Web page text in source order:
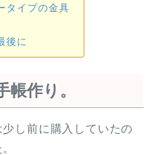
タイプの金具
後に
作り。
し前に購入していたの